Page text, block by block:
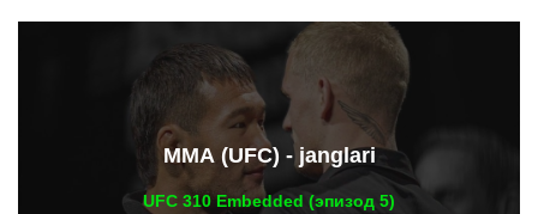
ММА (UFC) - janglari
UFC 310 Embedded (эпизод 5)